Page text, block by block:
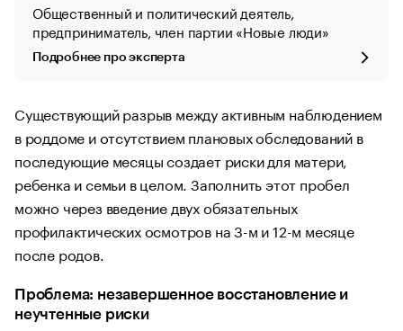
Общественный и политический деятель,
предприниматель, член партии «Новые люди»
Подробнее про эксперта
Существующий разрыв между активным наблюдением
в роддоме и отсутствием плановых обследований в
последующие месяцы создает риски для матери,
ребенка и семьи в целом. Заполнить этот пробел
можно через введение двух обязательных
профилактических осмотров на 3-м и 12-м месяце
после родов.
Проблема: незавершенное восстановление и
неучтенные риски